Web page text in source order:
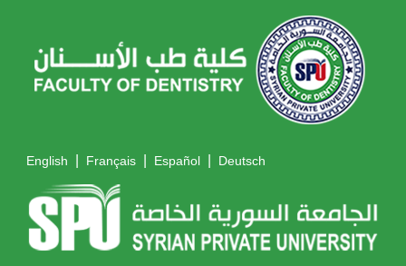
English | Français | Español | Deutsch